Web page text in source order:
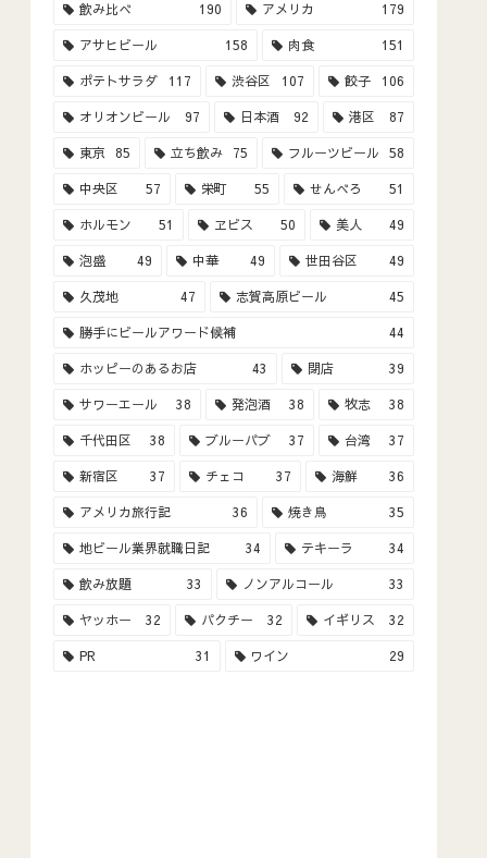
飲み比べ 190 アメリカ 179
アサヒビール 158 肉食 151
ポテトサラダ 117 渋谷区 107 餃子 106
オリオンビール 97 日本酒 92 港区 87
東京 85 立ち飲み 75 フルーツビール 58
中央区 57 栄町 55 せんべろ 51
ホルモン 51 ヱビス 50 美人 49
泡盛 49 中華 49 世田谷区 49
久茂地 47 志賀高原ビール 45
勝手にビールアワード候補 44
ホッピーのあるお店 43 閉店 39
サワーエール 38 発泡酒 38 牧志 38
千代田区 38 ブルーパブ 37 台湾 37
新宿区 37 チェコ 37 海鮮 36
アメリカ旅行記 36 焼き鳥 35
地ビール業界就職日記 34 テキーラ 34
飲み放題 33 ノンアルコール 33
ヤッホー 32 パクチー 32 イギリス 32
PR 31 ワイン 29